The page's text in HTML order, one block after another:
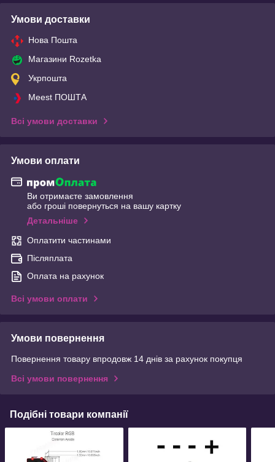
Умови доставки
Нова Пошта
Магазини Rozetka
Укрпошта
Meest ПОШТА
Всі умови доставки
Умови оплати
Ви отримаєте замовлення
або гроші повернуться на вашу картку
Детальніше
Оплатити частинами
Післяплата
Оплата на рахунок
Всі умови оплати
Умови повернення
Повернення товару впродовж 14 днів за рахунок покупця
Всі умови повернення
Подібні товари компанії